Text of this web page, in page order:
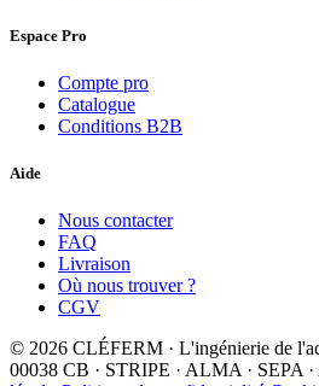
Espace Pro
Compte pro
Catalogue
Conditions B2B
Aide
Nous contacter
FAQ
Livraison
Où nous trouver ?
CGV
© 2026 CLÉFERM · L'ingénierie de
00038 CB · STRIPE · ALMA · SEPA